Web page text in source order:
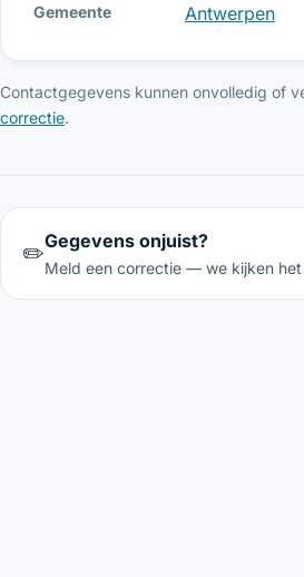
Gemeente Antwerpen
Contactgegevens kunnen onvolledig of
correctie.
✏️Gegevens onjuist?
Meld een correctie — we kijken het